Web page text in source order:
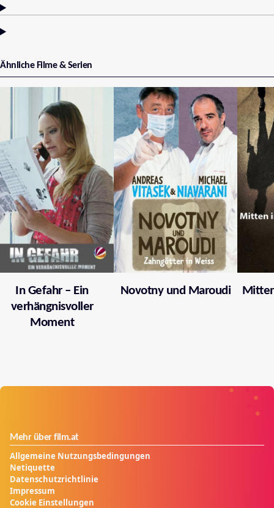
Ähnliche Filme & Serien
In Gefahr – Ein
verhängnisvoller
Moment
Novotny und Maroudi
Mehr über film.at
Allgemeine Nutzungsbedingungen
Netiquette
Datenschutzrichtlinie
Impressum
Cookie Einstellungen